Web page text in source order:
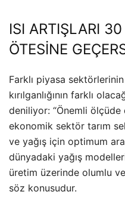
ISI ARTIŞLARI
ÖTESİNE
Farklı piyasa
kırılganlığının farklı
deniliyor: “Önemli
ekonomik sektör tarım
ve yağış için optimum
dünyadaki yağış
üretim üzerinde olumlu
söz konusudur.